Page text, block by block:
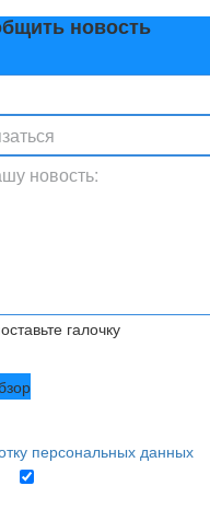
новость
галочку
персональных данных